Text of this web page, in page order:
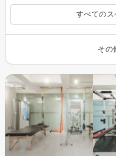
すべてのス
その